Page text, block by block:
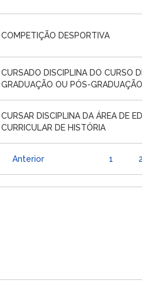
COMPETIÇÃO DESPORTIVA
CURSADO DISCIPLINA DO CURSO
GRADUAÇÃO OU PÓS-GRADUAÇÃO
CURSAR DISCIPLINA DA ÁREA DE
CURRICULAR DE HISTÓRIA
Anterior 1 2